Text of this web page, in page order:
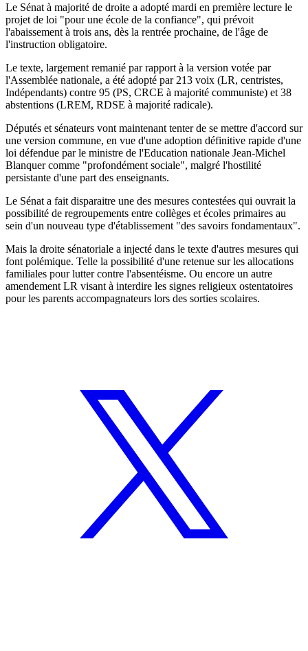
Le Sénat à majorité de droite a adopté mardi en première lecture le
projet de loi "pour une école de la confiance", qui prévoit
l'abaissement à trois ans, dès la rentrée prochaine, de l'âge de
l'instruction obligatoire.
Le texte, largement remanié par rapport à la version votée par
l'Assemblée nationale, a été adopté par 213 voix (LR, centristes,
Indépendants) contre 95 (PS, CRCE à majorité communiste) et 38
abstentions (LREM, RDSE à majorité radicale).
Députés et sénateurs vont maintenant tenter de se mettre d'accord sur
une version commune, en vue d'une adoption définitive rapide d'une
loi défendue par le ministre de l'Education nationale Jean-Michel
Blanquer comme "profondément sociale", malgré l'hostilité
persistante d'une part des enseignants.
Le Sénat a fait disparaitre une des mesures contestées qui ouvrait la
possibilité de regroupements entre collèges et écoles primaires au
sein d'un nouveau type d'établissement "des savoirs fondamentaux".
Mais la droite sénatoriale a injecté dans le texte d'autres mesures qui
font polémique. Telle la possibilité d'une retenue sur les allocations
familiales pour lutter contre l'absentéisme. Ou encore un autre
amendement LR visant à interdire les signes religieux ostentatoires
pour les parents accompagnateurs lors des sorties scolaires.